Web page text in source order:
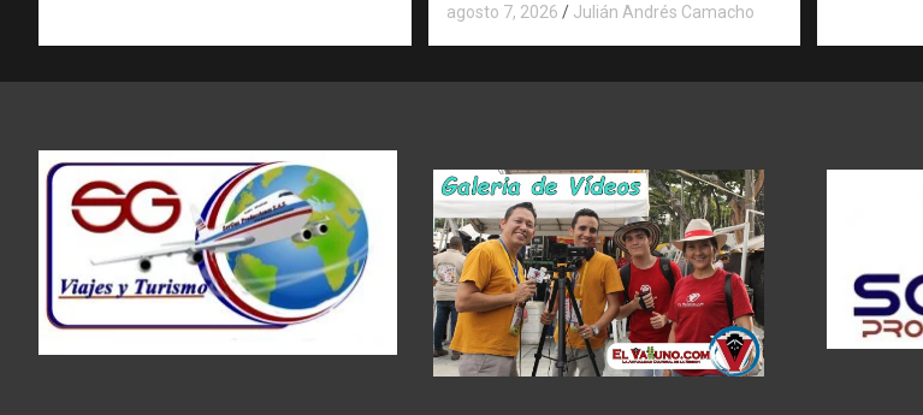
agosto 7, 2026 Julián Andrés Camacho